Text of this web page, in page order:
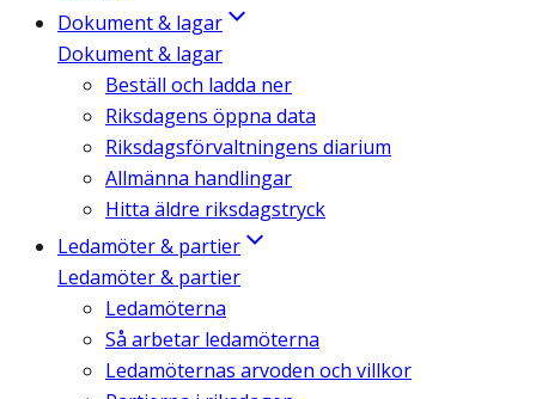
Dokument & lagar
Dokument & lagar
Beställ och ladda ner
Riksdagens öppna data
Riksdagsförvaltningens diarium
Allmänna handlingar
Hitta äldre riksdagstryck
Ledamöter & partier
Ledamöter & partier
Ledamöterna
Så arbetar ledamöterna
Ledamöternas arvoden och villkor